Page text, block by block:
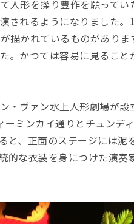
人形を操り豊作を願ってい
されるようになりました。
描かれているものがありま
。かつては容易に見ること
・ヴァン水上人形劇場が設
ミンカイ通りとチュンデ
と、正面のステージには泥
的な衣装を身につけた演奏